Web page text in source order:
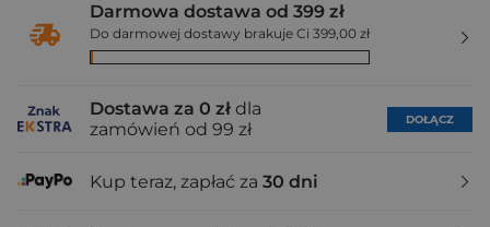
Darmowa dostawa od 399 zł
Do darmowej dostawy brakuje Ci 399,00 zł
Dostawa za 0 zł dla
zamówień od 99 zł
DOŁĄCZ
Kup teraz, zapłać za 30 dni